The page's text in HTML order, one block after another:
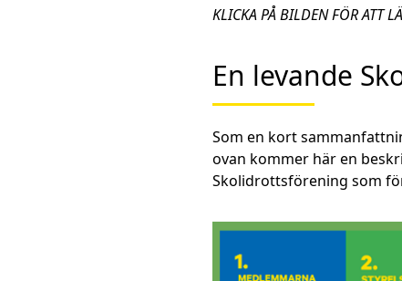
KLICKA PÅ BILDEN FÖR ATT
En levande
Som en kort
ovan kommer här en
Skolidrottsförening som